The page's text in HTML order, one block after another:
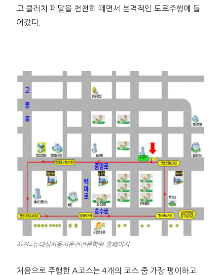
고 클러치 페달을 천천히 떼면서 본격적인 도로주행에 들
어갔다.
사진=뉴대성자동차운전전문학원 홈페이지
처음으로 주행한 A코스는 4개의 코스 중 가장 평이하고